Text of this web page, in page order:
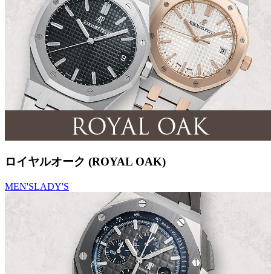
ロイヤルオーク (ROYAL OAK)
MEN'SLADY'S